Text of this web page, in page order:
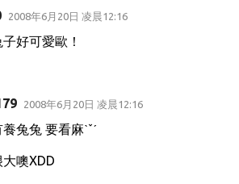
2008年6月20日 凌晨12:16
好可愛歐！
2008年6月20日 凌晨12:16
兔兔 要看麻ˋˇˊ
噢XDD